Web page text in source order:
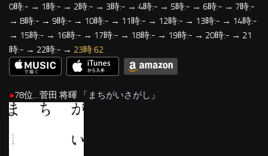
0時:- → 1時:- → 2時:- → 3時:- → 4時:- → 5時:- → 6時:- → 7時:-
→ 8時:- → 9時:- → 10時:- → 11時:- → 12時:- → 13時:- → 14時:-
→ 15時:- → 16時:- → 17時:- → 18時:- → 19時:- → 20時:- → 21
時:- → 22時:- → 23時:62
●78位…菅田 将暉 「 まちがいさがし 」